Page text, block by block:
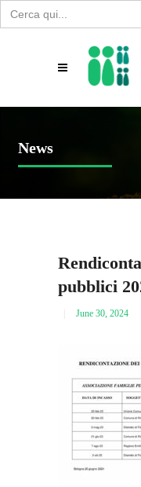
Search
for:
News
pubblici
June 30, 2024